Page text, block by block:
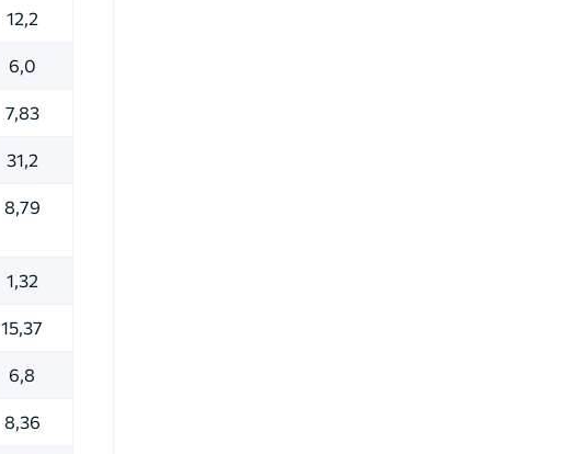
12,2
6,0
7,83
31,2
8,79
1,32
15,37
6,8
8,36